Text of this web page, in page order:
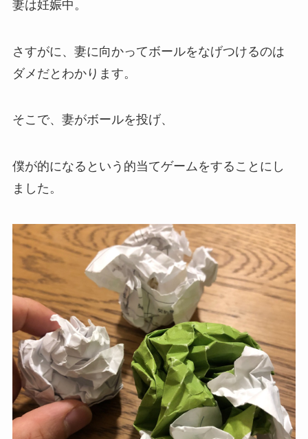
妻は妊娠中。
さすがに、妻に向かってボールをなげつけるのは
ダメだとわかります。
そこで、妻がボールを投げ、
僕が的になるという的当てゲームをすることにし
ました。